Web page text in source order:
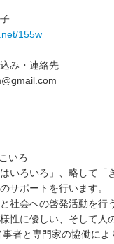
155w
み・連絡先
いろ
はいろいろ」、略して「
サポートを行います。
社会への啓発活動を行
性に優しい、そして人
者と専門家の協働によ